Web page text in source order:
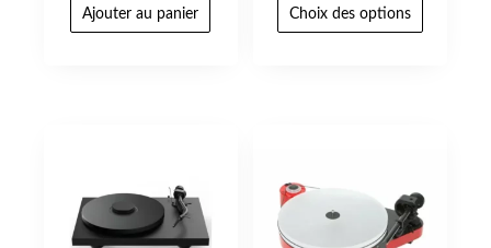
Ajouter au panier Choix des options